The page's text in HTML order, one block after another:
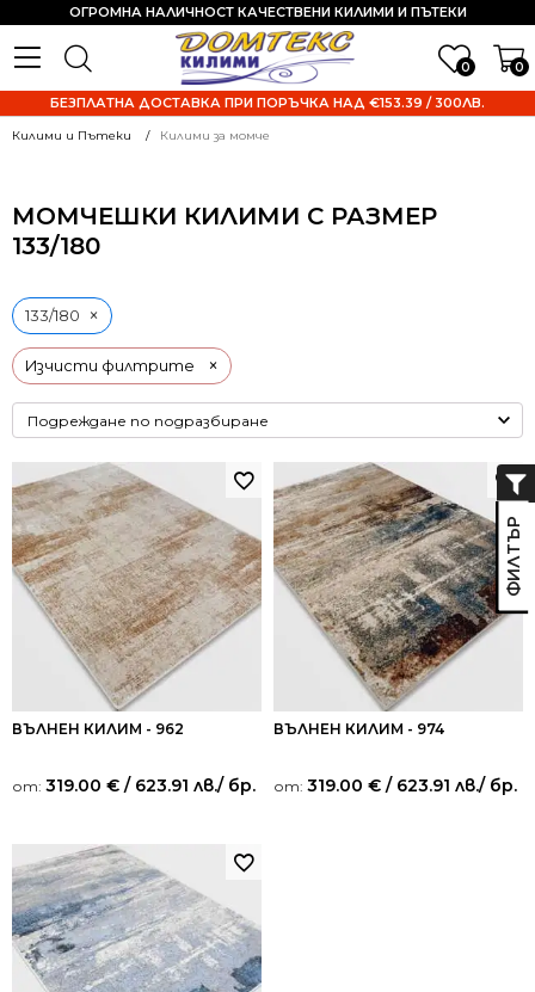
0 0
ОГРОМНА НАЛИЧНОСТ КАЧЕСТВЕНИ КИЛИМИ И ПЪТЕКИ
БЕЗПЛАТНА ДОСТАВКА ПРИ ПОРЪЧКА НАД €153.39 / 300ЛВ.
Килими и Пътеки Килими за момче
МОМЧЕШКИ КИЛИМИ С РАЗМЕР
133/180
Изчисти филтрите ×
133/180 ×
ВЪЛНЕН КИЛИМ - 962
от: 319.00 € / 623.91 лв./ бр.
ВЪЛНЕН КИЛИМ - 974
от: 319.00 € / 623.91 лв./ бр.